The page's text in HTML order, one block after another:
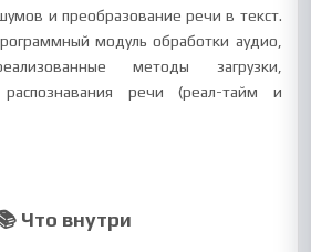
и преобразование речи в текст.
модуль обработки аудио,
методы загрузки,
речи (реал-тайм и
Что внутри